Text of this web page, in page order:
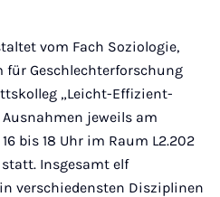
vom Fach Soziologie,
für Geschlechterforschung
„Leicht-Effizient-
jeweils am
bis 18 Uhr im Raum L2.202
Insgesamt elf
verschiedensten Disziplinen